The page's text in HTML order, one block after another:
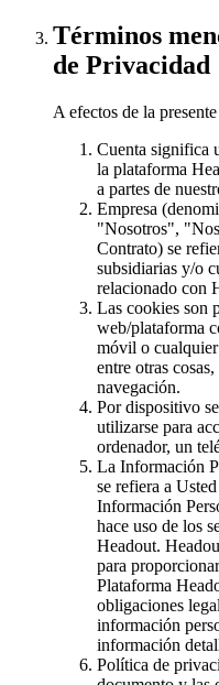
Términos
de Privacidad
A efectos de la
Cuenta significa
la plataforma
a partes de
Empresa
"Nosotros",
Contrato) se
subsidiarias y/o
relacionado con
Las cookies son
web/plataforma
móvil o
entre otras
navegación.
Por dispositivo
utilizarse para
ordenador, un
La Información
se refiera a
Información
hace uso de los
Headout.
para
Plataforma
obligaciones
información
información
Política de